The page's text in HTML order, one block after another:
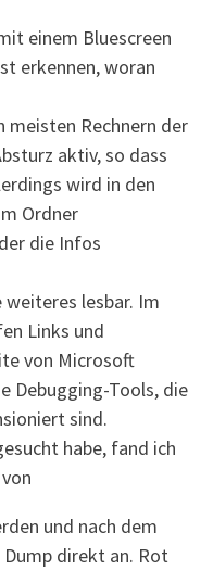
einem Bluescreen
erkennen, woran
Rechnern der
aktiv, so dass
wird in den
Ordner
die Infos
lesbar. Im
Links und
von Microsoft
Debugging-Tools, die
sind.
habe, fand ich
von
und nach dem
direkt an. Rot